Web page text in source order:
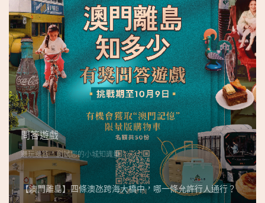
吳
榮
恪
問答遊戲
邊玩邊答，測試您的小城知識量
【澳門離島】四條澳氹跨海大橋中，哪一條允許行人通行？